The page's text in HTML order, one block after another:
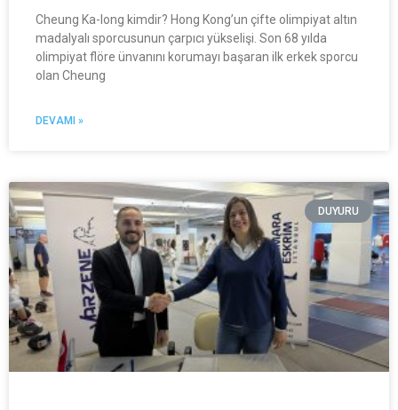
Cheung Ka-long kimdir? Hong Kong’un çifte olimpiyat altın
madalyalı sporcusunun çarpıcı yükselişi. Son 68 yılda
olimpiyat flöre ünvanını korumayı başaran ilk erkek sporcu
olan Cheung
DEVAMI »
DUYURU